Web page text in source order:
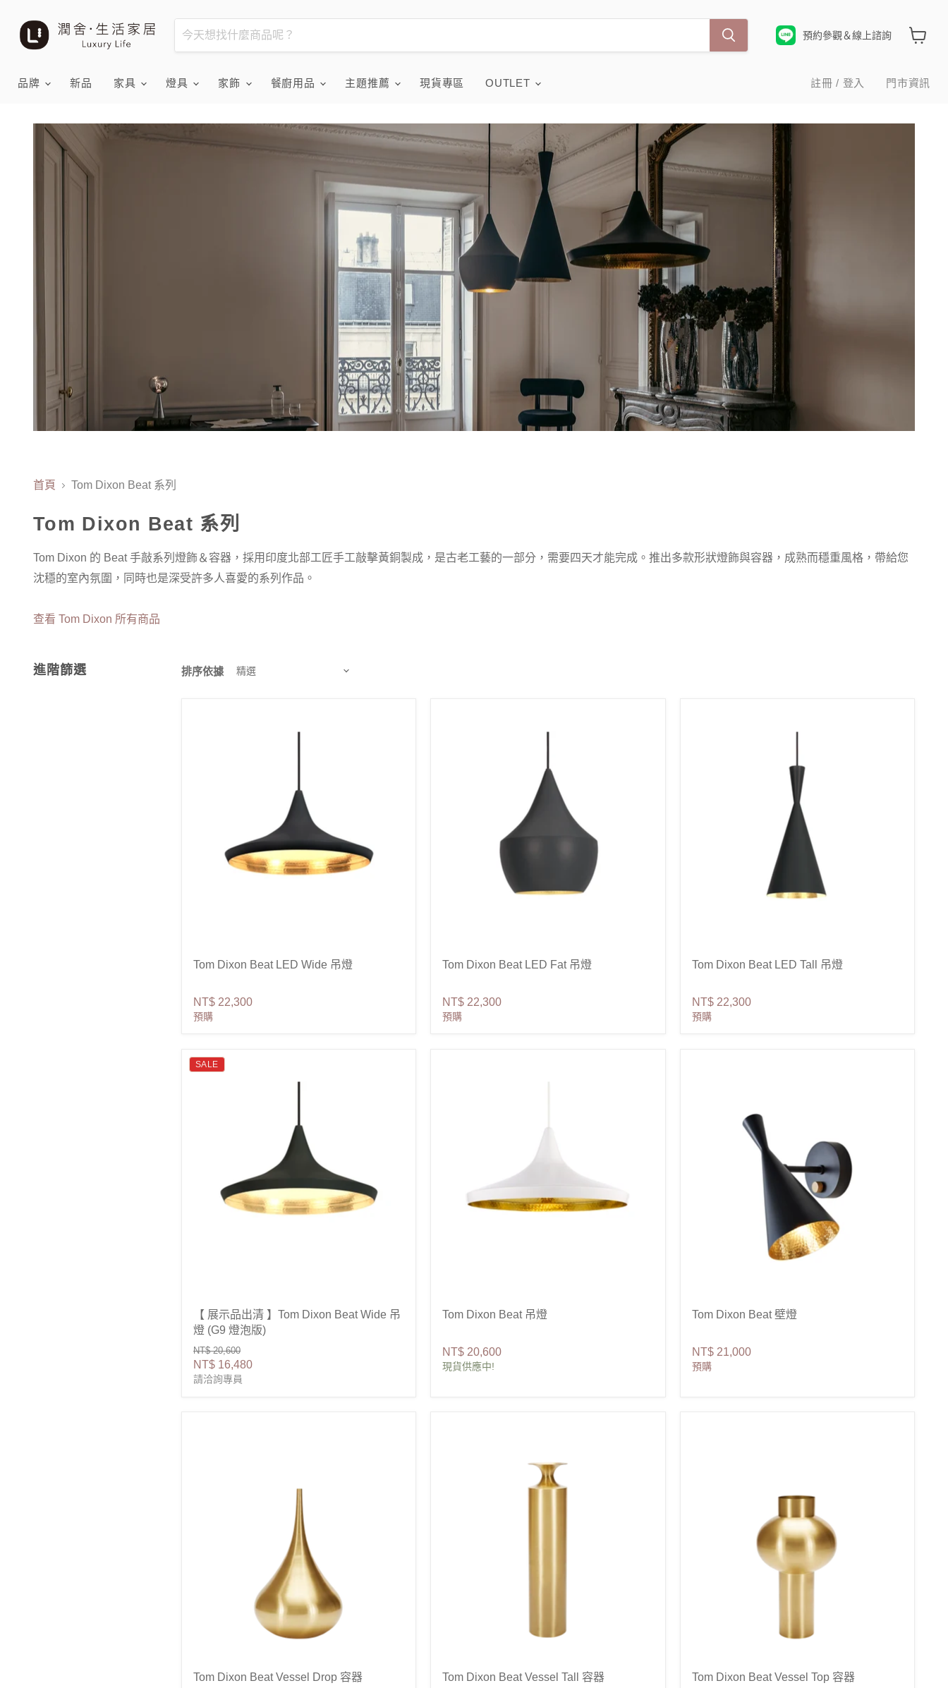
預約參觀＆線上諮詢
物
品牌 新品 家具 燈具 家飾 餐廚用品 主題推薦 現貨專區 OUTLET 註冊 / 登入 門市資訊
首頁 Tom Dixon Beat 系列
Tom Dixon Beat 系列
Tom Dixon 的 Beat 手敲系列燈飾＆容器， 採用印度北部工匠手工敲擊黃銅製成，是古老工藝的一部分，需要四天才能完成。推出多款形狀燈飾與容器， 成熟而穩重風格，帶給您
沈穩的室內氛圍，同時也是深受許多人喜愛的系列作品。
查看 Tom Dixon 所有商品
進階篩選 排序依據
Tom Dixon Beat LED Wide 吊燈
NT$ 22,300
預購
Tom Dixon Beat LED Fat 吊燈
NT$ 22,300
預購
Tom Dixon Beat LED Tall 吊燈
NT$ 22,300
預購
SALE
【 展示品出清 】Tom Dixon Beat Wide 吊
燈 (G9 燈泡版)
原
價
NT$ 20,600
售
價
NT$ 16,480
請洽詢專員
Tom Dixon Beat 吊燈
NT$ 20,600
現貨供應中!
Tom Dixon Beat 壁燈
NT$ 21,000
預購
Tom Dixon Beat Vessel Drop 容器 Tom Dixon Beat Vessel Tall 容器 Tom Dixon Beat Vessel Top 容器